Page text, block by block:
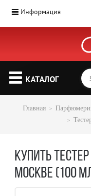
Информация
КАТАЛОГ
Главная
КУПИТЬ ТЕСТЕР
МОСКВЕ (100